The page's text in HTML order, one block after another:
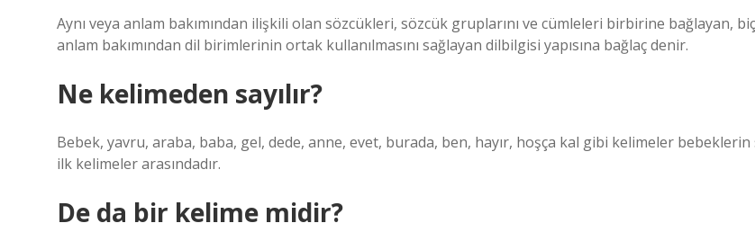
Aynı veya anlam bakımından ilişkili olan sözcükleri, sözcük gruplarını ve cümleleri birbirine bağlayan,
anlam bakımından dil birimlerinin ortak kullanılmasını sağlayan dilbilgisi yapısına bağlaç denir.
Ne kelimeden sayılır?
Bebek, yavru, araba, baba, gel, dede, anne, evet, burada, ben, hayır, hoşça kal gibi kelimeler bebeklerin
ilk kelimeler arasındadır.
De da bir kelime midir?